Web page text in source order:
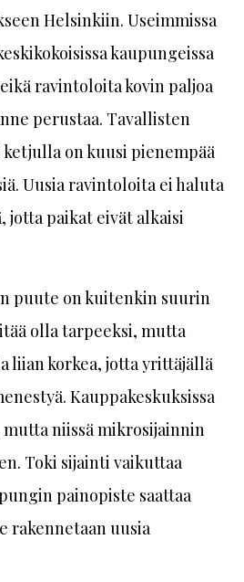
Helsinkiin. Useimmissa
kaupungeissa
ravintoloita kovin paljoa
perustaa. Tavallisten
on kuusi pienempää
Uusia ravintoloita ei haluta
jotta paikat eivät alkaisi
puute on kuitenkin suurin
olla tarpeeksi, mutta
liian korkea, jotta yrittäjällä
Kauppakeskuksissa
mutta niissä mikrosijainnin
Toki sijainti vaikuttaa
painopiste saattaa
rakennetaan uusia